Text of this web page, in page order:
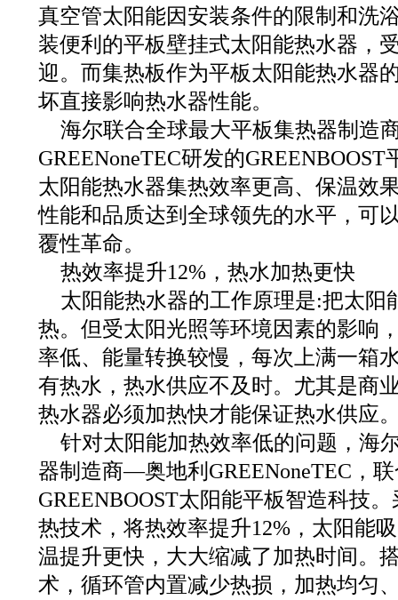
真空管太阳能因安装条件的限制和洗
装便利的平板壁挂式太阳能热水器，
迎。而集热板作为平板太阳能热水器
坏直接影响热水器性能。
海尔联合全球最大平板集热器制造
GREENoneTEC研发的
太阳能热水器集热效率更高、保温效
性能和品质达到全球领先的水平，可
覆性革命。
热效率提升12%，热水加热更快
太阳能热水器的工作原理是:把太阳
热。但受太阳光照等环境因素的影响
率低、能量转换较慢，每次上满一箱
有热水，热水供应不及时。尤其是商
热水器必须加热快才能保证热水供应
针对太阳能加热效率低的问题，海
器制造商—奥地利GREENoneTEC，
GREENBOOST太阳能平板智造科技
热技术，将热效率提升12%，太阳能
温提升更快，大大缩减了加热时间。
术，循环管内置减少热损，加热均匀